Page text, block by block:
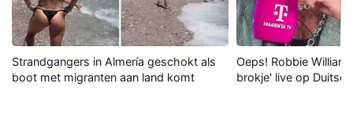
Strandgangers in Almería geschokt als
boot met migranten aan land komt
Oeps! Robbie
brokje' live op Duitse